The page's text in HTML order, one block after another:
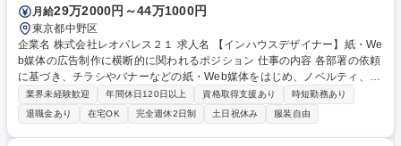
月給29万2000円～44万1000円
東京都中野区
企業名 株式会社レオパレス２１ 求人名 【インハウスデザイナー】紙・We
b媒体の広告制作に横断的に関われるポジション 仕事の内容 各部署の依頼
に基づき、チラシやバナーなどの紙・Web媒体をはじめ、ノベルティ、パ
ンフレットなど広告物の制作を中心に企画から制作・編集・チェックまで
ご担当いただきます。 【主な業務内容】 ■広告物(チラシ,バナー,ノベルテ
ィ,Web用素材等)の制作・編集※制作業務はIllustrator・Photoshopを用い
たDTP・Web素材制作が中心となります。■パンフレット等の制作進行・
業界未経験歓迎 年間休日120日以上 資格取得支援あり
時短勤務あり
退職金あり
在宅OK 完全週休2日制 土日祝休み 服装自由